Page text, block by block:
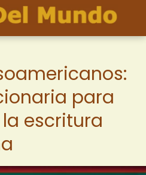
para
escritura